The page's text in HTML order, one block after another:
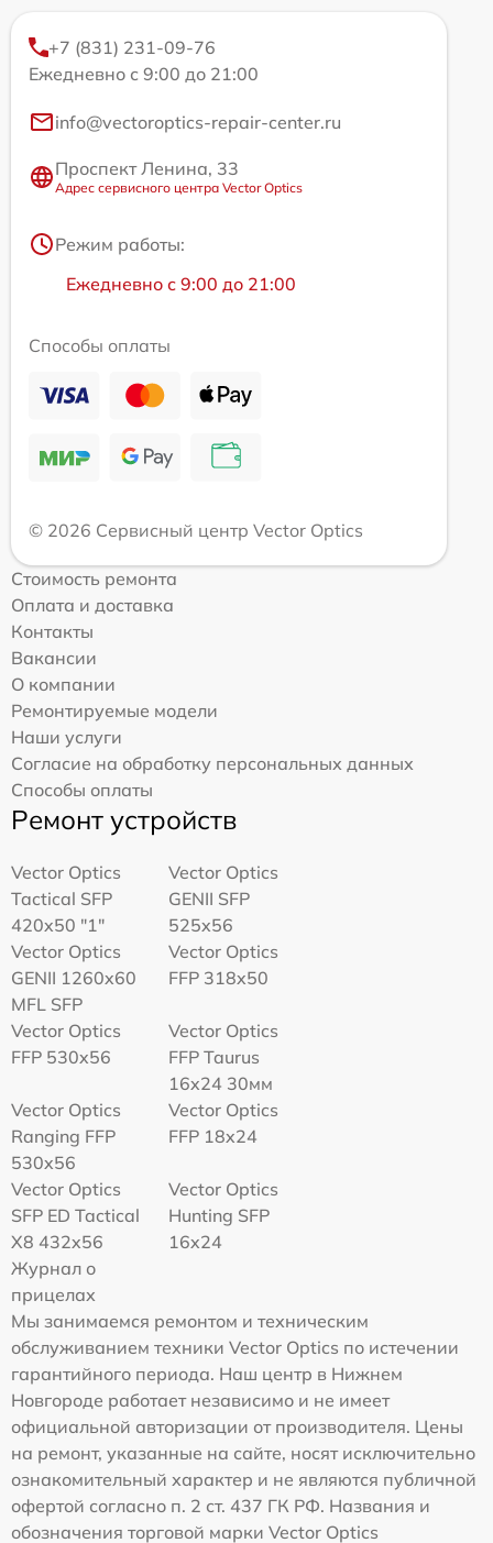
+7 (831) 231-09-76
Ежедневно с 9:00 до 21:00
info@vectoroptics-repair-center.ru
Проспект Ленина, 33
Адрес сервисного центра Vector Optics
Режим работы:
Ежедневно с 9:00 до 21:00
Способы оплаты
© 2026 Сервисный центр Vector Optics
Стоимость ремонта
Оплата и доставка
Контакты
Вакансии
О компании
Ремонтируемые модели
Наши услуги
Согласие на обработку персональных данных
Способы оплаты
Ремонт устройств
Vector Optics
Tactical SFP
420x50 "1"
Vector Optics
GENII SFP
525x56
Vector Optics
GENII 1260x60
MFL SFP
Vector Optics
FFP 318x50
Vector Optics
FFP 530x56
Vector Optics
FFP Taurus
16x24 30мм
Vector Optics
Ranging FFP
530x56
Vector Optics
FFP 18x24
Vector Optics
SFP ED Tactical
X8 432x56
Vector Optics
Hunting SFP
16x24
Журнал о
прицелах
Мы занимаемся ремонтом и техническим
обслуживанием техники Vector Optics по истечении
гарантийного периода. Наш центр в Нижнем
Новгороде работает независимо и не имеет
официальной авторизации от производителя. Цены
на ремонт, указанные на сайте, носят исключительно
ознакомительный характер и не являются публичной
офертой согласно п. 2 ст. 437 ГК РФ. Названия и
обозначения торговой марки Vector Optics